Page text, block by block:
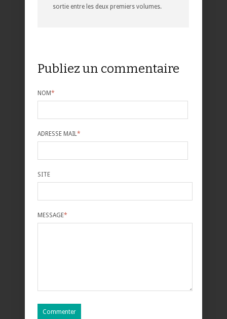
sortie entre les deux premiers volumes.
Publiez un commentaire
NOM*
ADRESSE MAIL *
SITE
MESSAGE*